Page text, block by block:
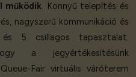
működik. Könnyű telepítés és
nagyszerű kommunikáció és
5 csillagos tapasztalat.
a jegyértékesítésünk
Queue-Fair virtuális váróterem